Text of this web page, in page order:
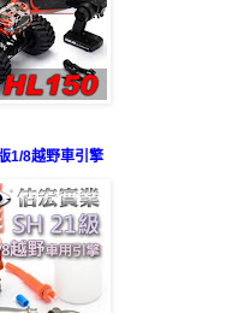
1/8越野車引擎